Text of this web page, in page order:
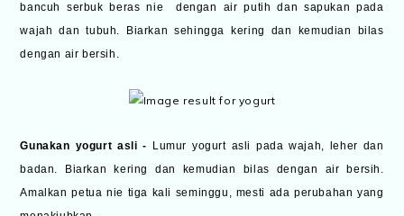
bancuh serbuk beras nie dengan air putih dan sapukan pada
wajah dan tubuh. Biarkan sehingga kering dan kemudian bilas
dengan air bersih.
Gunakan yogurt asli -
Lumur yogurt asli pada wajah, leher dan
badan. Biarkan kering dan kemudian bilas dengan air bersih.
Amalkan petua nie tiga kali seminggu, mesti ada perubahan yang